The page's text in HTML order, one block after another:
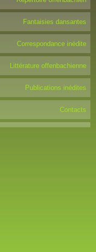
Fantaisies dansantes
Correspondance inédite
Littérature offenbachienne
Publications inédites
Contacts